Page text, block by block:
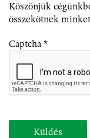
Köszönjük
összekötnek
Captcha *
Küldés